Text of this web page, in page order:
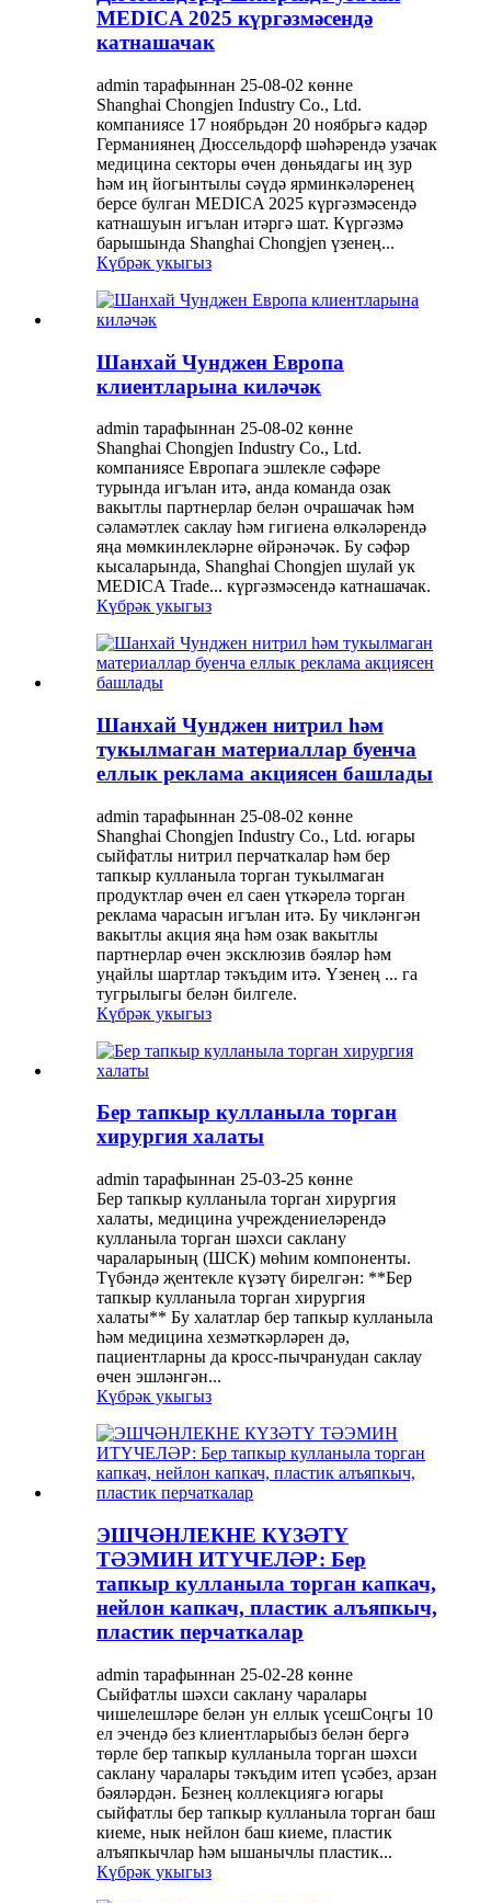
MEDICA 2025 күргәзмәсендә
катнашачак
admin тарафыннан 25-08-02 көнне
Shanghai Chongjen Industry Co., Ltd.
компаниясе 17 ноябрьдән 20 ноябрьгә кадәр
Германиянең Дюссельдорф шәһәрендә узачак
медицина секторы өчен дөньядагы иң зур
һәм иң йогынтылы сәүдә ярминкәләренең
берсе булган MEDICA 2025 күргәзмәсендә
катнашуын игълан итәргә шат. Күргәзмә
барышында Shanghai Chongjen үзенең...
Күбрәк укыгыз
Шанхай Чунджен Европа
клиентларына киләчәк
admin тарафыннан 25-08-02 көнне
Shanghai Chongjen Industry Co., Ltd.
компаниясе Европага эшлекле сәфәре
турында игълан итә, анда команда озак
вакытлы партнерлар белән очрашачак һәм
сәламәтлек саклау һәм гигиена өлкәләрендә
яңа мөмкинлекләрне өйрәнәчәк. Бу сәфәр
кысаларында, Shanghai Chongjen шулай ук ​​
MEDICA Trade... күргәзмәсендә катнашачак.
Күбрәк укыгыз
Шанхай Чунджен нитрил һәм
тукылмаган материаллар буенча
еллык реклама акциясен башлады
admin тарафыннан 25-08-02 көнне
Shanghai Chongjen Industry Co., Ltd. югары
сыйфатлы нитрил перчаткалар һәм бер
тапкыр кулланыла торган тукылмаган
продуктлар өчен ел саен үткәрелә торган
реклама чарасын игълан итә. Бу чикләнгән
вакытлы акция яңа һәм озак вакытлы
партнерлар өчен эксклюзив бәяләр һәм
уңайлы шартлар тәкъдим итә. Үзенең ... га
тугрылыгы белән билгеле.
Күбрәк укыгыз
Бер тапкыр кулланыла торган
хирургия халаты
admin тарафыннан 25-03-25 көнне
Бер тапкыр кулланыла торган хирургия
халаты, медицина учреждениеләрендә
кулланыла торган шәхси саклану
чараларының (ШСК) мөһим компоненты.
Түбәндә җентекле күзәтү бирелгән: **Бер
тапкыр кулланыла торган хирургия
халаты** Бу халатлар бер тапкыр кулланыла
һәм медицина хезмәткәрләрен дә,
пациентларны да кросс-пычранудан саклау
өчен эшләнгән...
Күбрәк укыгыз
ЭШЧӘНЛЕКНЕ КҮЗӘТҮ
ТӘЭМИН ИТҮЧЕЛӘР: Бер
тапкыр кулланыла торган капкач,
нейлон капкач, пластик алъяпкыч,
пластик перчаткалар
admin тарафыннан 25-02-28 көнне
Сыйфатлы шәхси саклану чаралары
чишелешләре белән ун еллык үсешСоңгы 10
ел эчендә без клиентларыбыз белән бергә
төрле бер тапкыр кулланыла торган шәхси
саклану чаралары тәкъдим итеп үсәбез, арзан
бәяләрдән. Безнең коллекциягә югары
сыйфатлы бер тапкыр кулланыла торган баш
киеме, нык нейлон баш киеме, пластик
алъяпкычлар һәм ышанычлы пластик...
Күбрәк укыгыз